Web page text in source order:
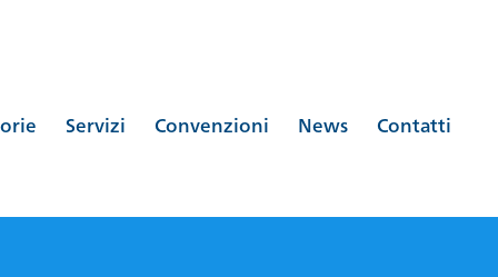
Servizi Convenzioni News Contatti